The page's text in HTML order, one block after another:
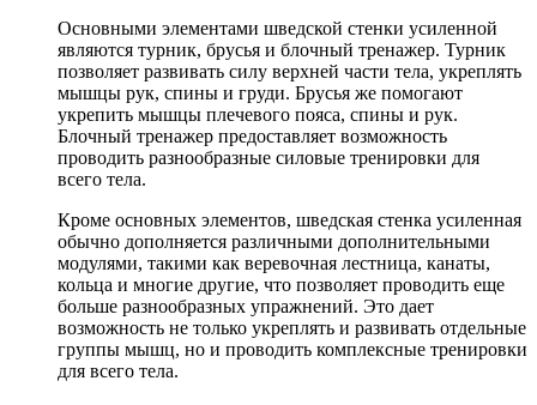
Основными элементами шведской стенки усиленной
являются турник, брусья и блочный тренажер. Турник
позволяет развивать силу верхней части тела, укреплять
мышцы рук, спины и груди. Брусья же помогают
укрепить мышцы плечевого пояса, спины и рук.
Блочный тренажер предоставляет возможность
проводить разнообразные силовые тренировки для
всего тела.
Кроме основных элементов, шведская стенка усиленная
обычно дополняется различными дополнительными
модулями, такими как веревочная лестница, канаты,
кольца и многие другие, что позволяет проводить еще
больше разнообразных упражнений. Это дает
возможность не только укреплять и развивать отдельные
группы мышц, но и проводить комплексные тренировки
для всего тела.